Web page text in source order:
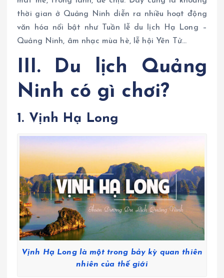
thời gian ở Quảng Ninh diễn ra nhiều hoạt động
văn hóa nổi bật như Tuần lễ du lịch Hạ Long –
Quảng Ninh, âm nhạc mùa hè, lễ hội Yên Tử…
III. Du lịch Quảng
Ninh có gì chơi?
1. Vịnh Hạ Long
Vịnh Hạ Long là một trong bảy kỳ quan thiên
nhiên của thế giới